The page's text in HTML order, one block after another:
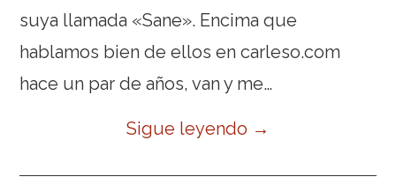
suya llamada «Sane». Encima que
hablamos bien de ellos en carleso.com
hace un par de años, van y me…
Sigue leyendo →